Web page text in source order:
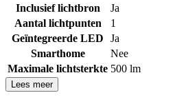
Inclusief lichtbron
Ja
Aantal lichtpunten
1
Geïntegreerde LED
Ja
Smarthome
Nee
Maximale lichtsterkte 500 lm
Lees meer